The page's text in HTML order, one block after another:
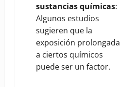
sustancias químicas:
Algunos estudios
sugieren que la
exposición prolongada
a ciertos químicos
puede ser un factor.